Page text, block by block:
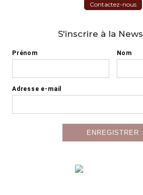
Contactez-nous
S'inscrire à la